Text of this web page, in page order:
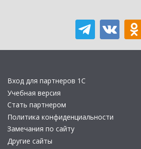
Вход для партнеров 1С
Учебная версия
Стать партнером
Политика конфиденциальности
Замечания по сайту
Другие сайты